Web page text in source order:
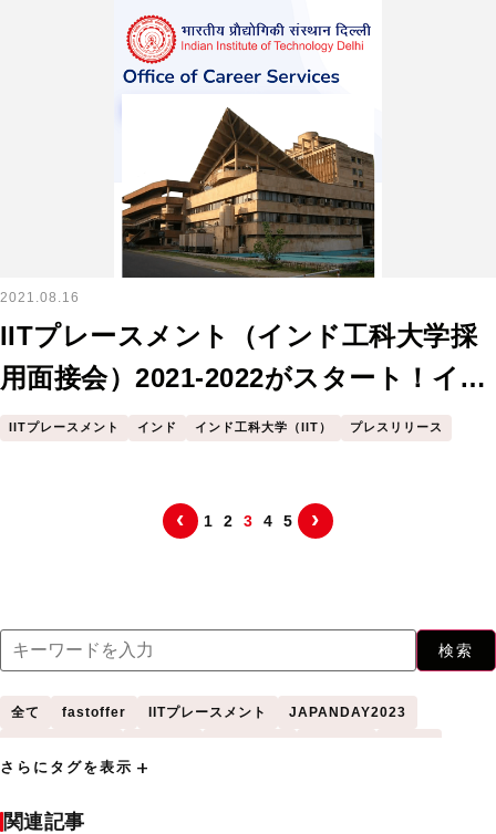
2021.08.16
IITプレースメント（インド工科大学採
用面接会）2021-2022がスタート！イン
ド工科大学デリー校の日程を紹介しま
IITプレースメント インド インド工科大学（IIT） プレスリリース
‹ 1 2 3 4 5 ›
検索
全て fastoffer IITプレースメント JAPANDAY2023
インドネシア インド工科大学
シンガポール
さらにタグを表示 add
関連記事